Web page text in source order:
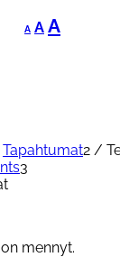
A
Decrease
font
A Reset
font
A
Tapahtumat2 /
3
mennyt.